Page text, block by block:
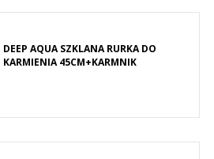
DEEP AQUA SZKLANA RURKA DO
KARMIENIA 45CM+KARMNIK